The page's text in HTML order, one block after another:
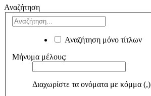
Αναζήτηση
Αναζήτηση μόνο τίτλων
Μήνυμα μέλους:
Διαχωρίστε τα ονόματα με κόμμα (,)